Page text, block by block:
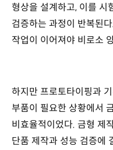
형상을 설계하고, 이를 시
검증하는 과정이 반복된
작업이 이어져야 비로소
하지만 프로토타이핑과
부품이 필요한 상황에서
비효율적이었다. 금형 제
단품 제작과 성능 검증에